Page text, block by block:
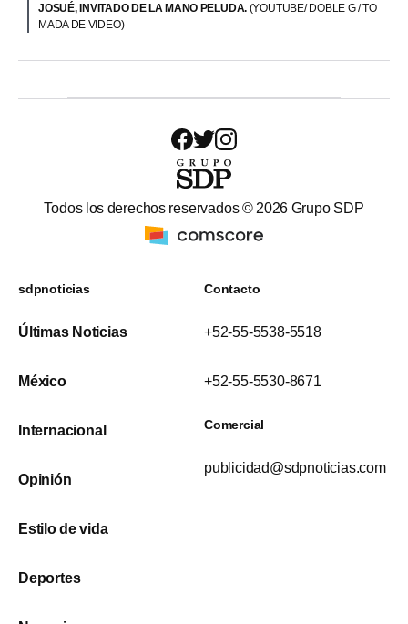
JOSUÉ, INVITADO DE LA MANO PELUDA. (YOUTUBE/ DOBLE G / TO
MADA DE VIDEO)
Todos los derechos reservados © 2026 Grupo SDP
sdpnoticias
Últimas Noticias
México
Internacional
Opinión
Estilo de vida
Deportes
Contacto
+52-55-5538-5518
+52-55-5530-8671
Comercial
publicidad@sdpnoticias.com